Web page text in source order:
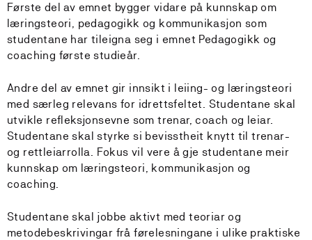
Første del av emnet bygger vidare på kunnskap om
læringsteori, pedagogikk og kommunikasjon som
studentane har tileigna seg i emnet Pedagogikk og
coaching første studieår.
Andre del av emnet gir innsikt i leiing- og læringsteori
med særleg relevans for idrettsfeltet. Studentane skal
utvikle refleksjonsevne som trenar, coach og leiar.
Studentane skal styrke si bevisstheit knytt til trenar-
og rettleiarrolla. Fokus vil vere å gje studentane meir
kunnskap om læringsteori, kommunikasjon og
coaching.
Studentane skal jobbe aktivt med teoriar og
metodebeskrivingar frå førelesningane i ulike praktiske